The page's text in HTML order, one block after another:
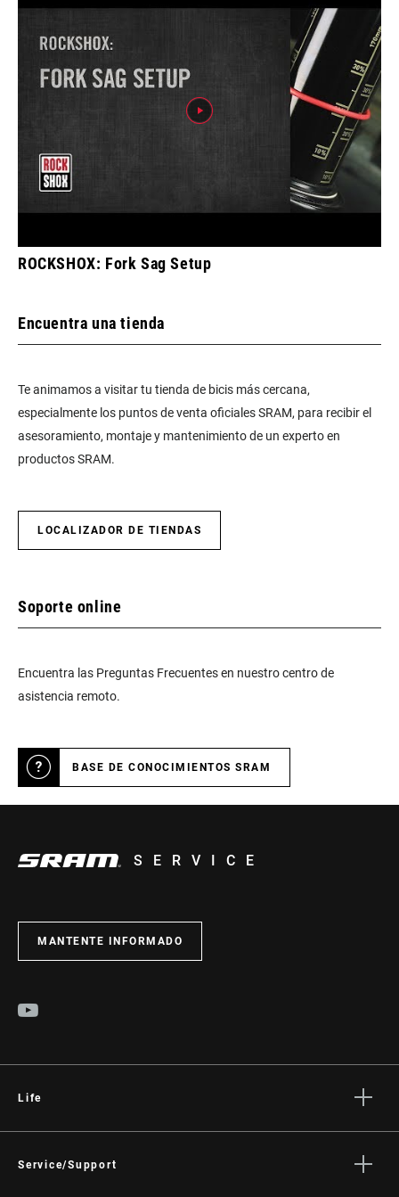
ROCKSHOX: Fork Sag Setup
Encuentra una tienda
Te animamos a visitar tu tienda de bicis más cercana,
especialmente los puntos de venta oficiales SRAM, para recibir el
asesoramiento, montaje y mantenimiento de un experto en
productos SRAM.
LOCALIZADOR DE TIENDAS
Soporte online
Encuentra las Preguntas Frecuentes en nuestro centro de
asistencia remoto.
BASE DE CONOCIMIENTOS SRAM
SERVICE
MANTENTE INFORMADO
Life
Cultura
Service/Support